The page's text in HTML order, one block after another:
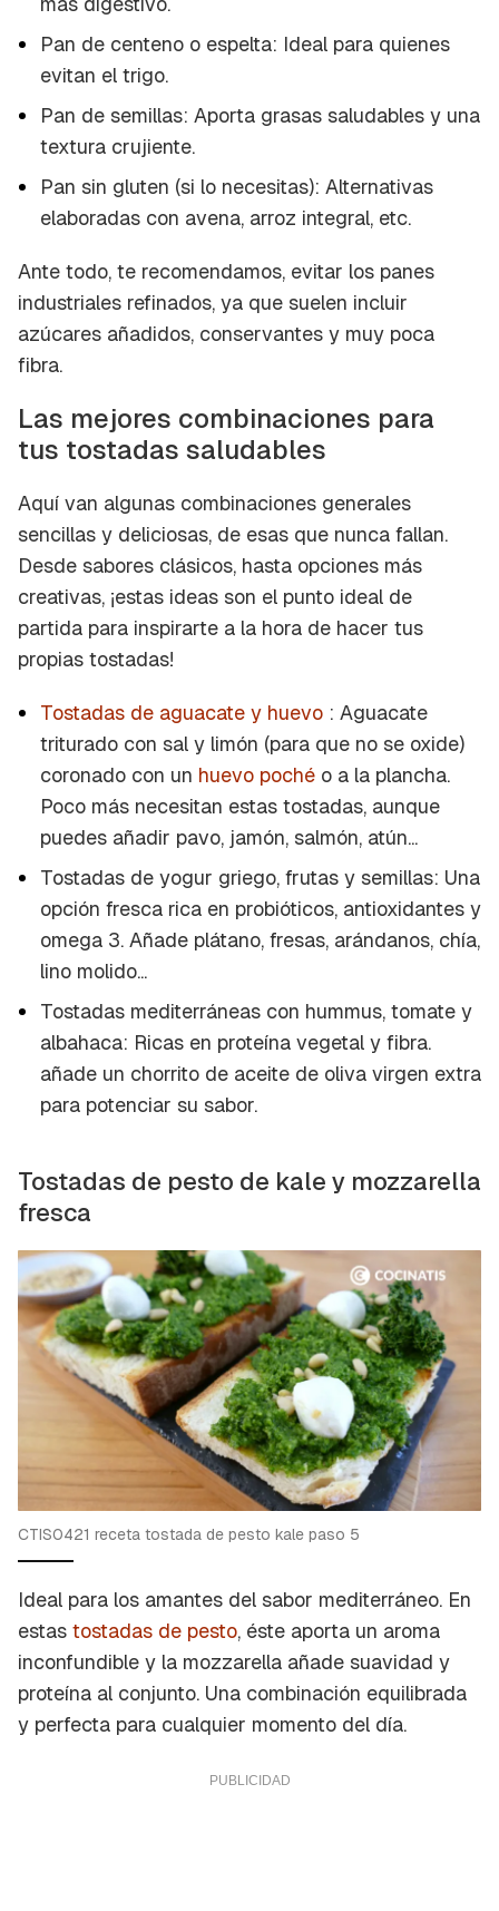
Pan de centeno o espelta: Ideal para quienes
evitan el trigo.
Pan de semillas: Aporta grasas saludables y una
textura crujiente.
Pan sin gluten (si lo necesitas): Alternativas
elaboradas con avena, arroz integral, etc.
Ante todo, te recomendamos, evitar los panes
industriales refinados, ya que suelen incluir
azúcares añadidos, conservantes y muy poca
fibra.
Las mejores combinaciones para
tus tostadas saludables
Aquí van algunas combinaciones generales
sencillas y deliciosas, de esas que nunca fallan.
Desde sabores clásicos, hasta opciones más
creativas, ¡estas ideas son el punto ideal de
partida para inspirarte a la hora de hacer tus
propias tostadas!
Tostadas de aguacate y huevo : Aguacate
triturado con sal y limón (para que no se oxide)
coronado con un huevo poché o a la plancha.
Poco más necesitan estas tostadas, aunque
puedes añadir pavo, jamón, salmón, atún...
Tostadas de yogur griego, frutas y semillas: Una
opción fresca rica en probióticos, antioxidantes y
omega 3. Añade plátano, fresas, arándanos, chía,
lino molido...
Tostadas mediterráneas con hummus, tomate y
albahaca: Ricas en proteína vegetal y fibra.
añade un chorrito de aceite de oliva virgen extra
para potenciar su sabor.
Tostadas de pesto de kale y mozzarella
fresca
CTIS0421 receta tostada de pesto kale paso 5
Ideal para los amantes del sabor mediterráneo. En
estas tostadas de pesto, éste aporta un aroma
inconfundible y la mozzarella añade suavidad y
proteína al conjunto. Una combinación equilibrada
y perfecta para cualquier momento del día.